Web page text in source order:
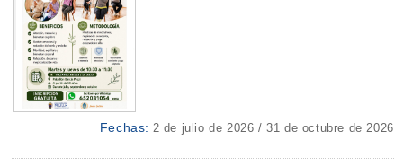
Fechas: 2 de julio de 2026 / 31 de octubre de 2026